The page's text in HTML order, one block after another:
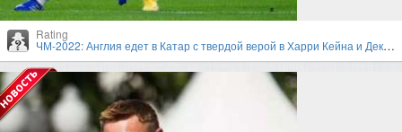
Rating
ЧМ-2022: Англия едет в Катар с твердой верой в Харри Кейна и Деклана Райса